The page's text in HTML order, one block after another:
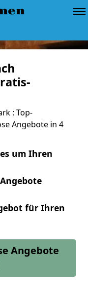
: Top-
Angebote in 4
um Ihren
für Ihren
Angebote